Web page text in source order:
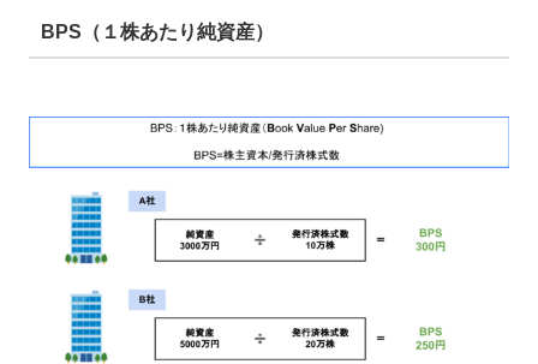
BPS（１株あたり純資産）